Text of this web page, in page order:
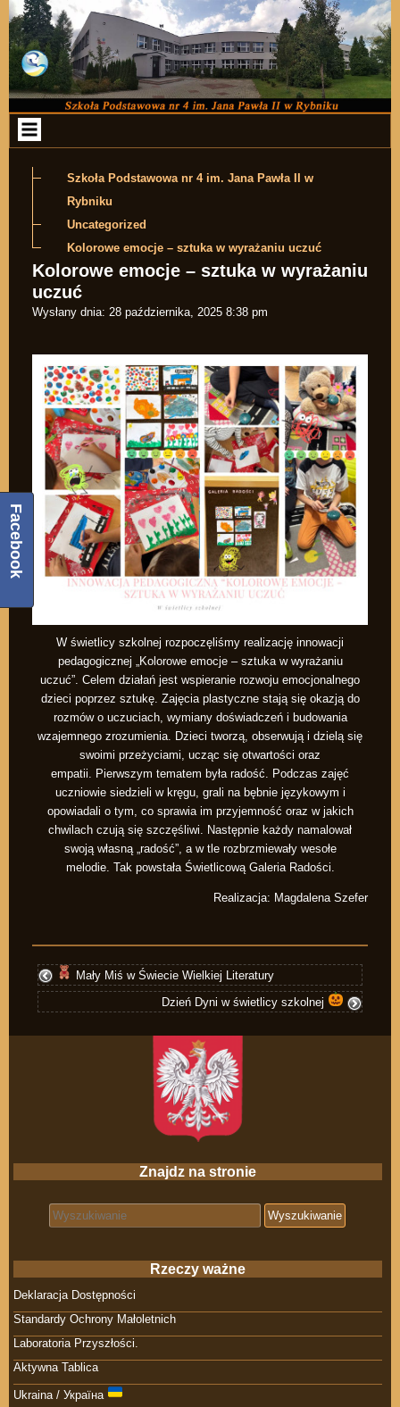
Przejdź do zawartości
Szkoła Podstawowa nr 4 im. Jana Pawła II w
Rybniku
Uncategorized
Kolorowe emocje – sztuka w wyrażaniu uczuć
Kolorowe emocje – sztuka w wyrażaniu
uczuć
Wysłany dnia: 28 października, 2025 8:38 pm
W świetlicy szkolnej rozpoczęliśmy realizację innowacji
pedagogicznej „Kolorowe emocje – sztuka w wyrażaniu
uczuć”. Celem działań jest wspieranie rozwoju emocjonalnego
dzieci poprzez sztukę. Zajęcia plastyczne stają się okazją do
rozmów o uczuciach, wymiany doświadczeń i budowania
wzajemnego zrozumienia. Dzieci tworzą, obserwują i dzielą się
swoimi przeżyciami, ucząc się otwartości oraz
empatii. Pierwszym tematem była radość. Podczas zajęć
uczniowie siedzieli w kręgu, grali na bębnie językowym i
opowiadali o tym, co sprawia im przyjemność oraz w jakich
chwilach czują się szczęśliwi. Następnie każdy namalował
swoją własną „radość”, a w tle rozbrzmiewały wesołe
melodie. Tak powstała Świetlicową Galeria Radości.
Realizacja: Magdalena Szefer
Mały Miś w Świecie Wielkiej Literatury
Dzień Dyni w świetlicy szkolnej
Znajdz na stronie
Search for:
Rzeczy ważne
Deklaracja Dostępności
Standardy Ochrony Małoletnich
Laboratoria Przyszłości.
Aktywna Tablica
Ukraina / Україна
Facebook